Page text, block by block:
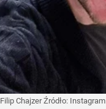
Filip ChajzerŹródło: Instagram